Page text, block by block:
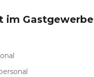
im Gastgewerbe